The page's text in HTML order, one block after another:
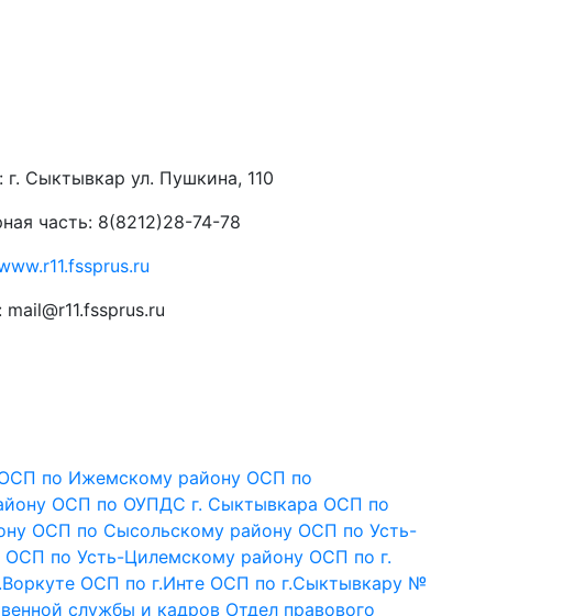
г. Сыктывкар ул. Пушкина, 110
часть: 8(8212)28-74-78
mail@r11.fssprus.ru
по Ижемскому району ОСП по
ОСП по ОУПДС г. Сыктывкара ОСП по
ОСП по Сысольскому району ОСП по Усть-
ОСП по Усть-Цилемскому району ОСП по г.
ОСП по г.Инте ОСП по г.Сыктывкару №
службы и кадров Отдел правового